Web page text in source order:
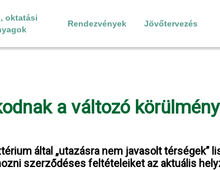
oktatási
Rendezvények Jövőtervezés
a változó
által „utazásra nem javasolt térségek”
szerződéses feltételeiket az aktuális